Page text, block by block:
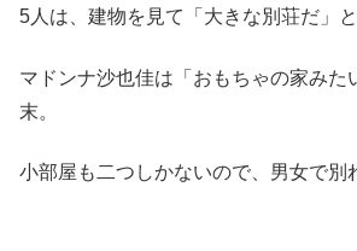
5人は、建物を見て「大きな別荘だ」
マドンナ沙也佳は「おもちゃの家みた
末。
小部屋も二つしかないので、男女で別